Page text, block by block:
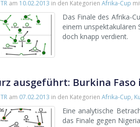
TR am 10.02.2013 in den Kategorien Afrika-Cup
Das Finale des Afrika-
einem unspektakulären
doch knapp verdient.
ausgeführt: Burkina Faso
TR am 07.02.2013 in den Kategorien Afrika-Cup,
Eine analytische
das Finale gegen